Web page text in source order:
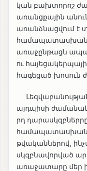
կան բախտորոշ
առանցքային
առանձնացվում է
համապատասխան
առաջընթացն
ու
հագեցած խոսուն
այդպիսի
րդ
թվականներով,
սկզբնավորված
առաջատարը մեր